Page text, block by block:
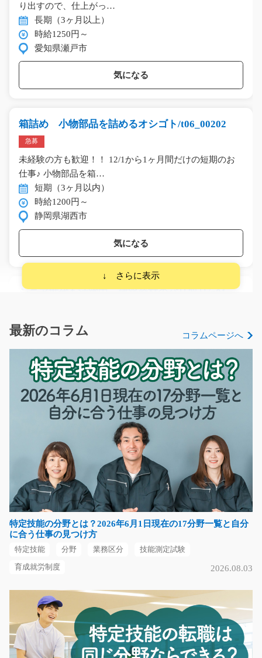
り出すので、仕上がっ…
長期（3ヶ月以上）
時給1250円～
愛知県瀬戸市
気になる
箱詰め 小物部品を詰めるオシゴト/t06_00202
急募
未経験の方も歓迎！！ 12/1から1ヶ月間だけの短期のお
仕事♪ 小物部品を箱…
短期（3ヶ月以内）
時給1200円～
静岡県湖西市
気になる
シニア世代も活躍中 建築資材のバリ取り/g01_01
【高時給】10～20メートル建築資材のバリ取りや次の工
長期（3ヶ月以上）
時給1300円
岐阜県美濃加茂市
気になる
軽作業 オフィスチェアの組立と箱詰/g01_01449
急募
モノ作り好きな方にオススメです♪オフィスなどに使われ
ているイスを組立て…
長期（3ヶ月以上）
時給1100円
岐阜県各務原市
(女性活躍)カーテンのかんたんな組立/y04_00266
弊社スタッフさんも大活躍中！！皆さんに大人気の軽作
最新のコラム コラムページへ
特定技能の分野とは？2026年6月1日現在の17分野一覧と自分
に合う仕事の見つけ方
特定技能 分野 業務区分 技能測定試験
育成就労制度 2026.08.03